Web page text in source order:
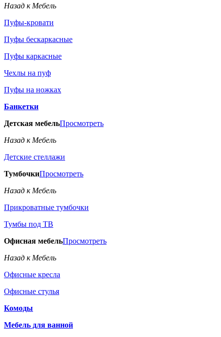
Назад к Мебель
Пуфы-кровати
Пуфы бескаркасные
Пуфы каркасные
Чехлы на пуф
Пуфы на ножках
Банкетки
Детская мебельПросмотреть
Назад к Мебель
Детские стеллажи
ТумбочкиПросмотреть
Назад к Мебель
Прикроватные тумбочки
Тумбы под ТВ
Офисная мебельПросмотреть
Назад к Мебель
Офисные кресла
Офисные стулья
Комоды
Мебель для ванной